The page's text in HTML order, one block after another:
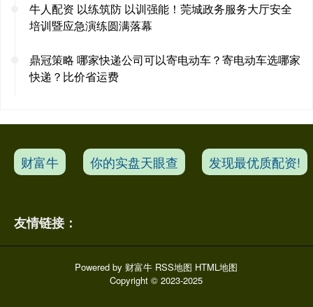
牛人配资 以练筑防 以训强能！莞城政务服务大厅安全
培训暨应急演练圆满落幕
鼎冠策略 哪家快递公司可以寄电动车？寄电动车选哪家
快递？比价省运费
财富牛 你的实盘天眼查 发现最优质配资!
友情链接：
Powered by 财富牛 RSS地图 HTML地图
Copyright© 2023-2025